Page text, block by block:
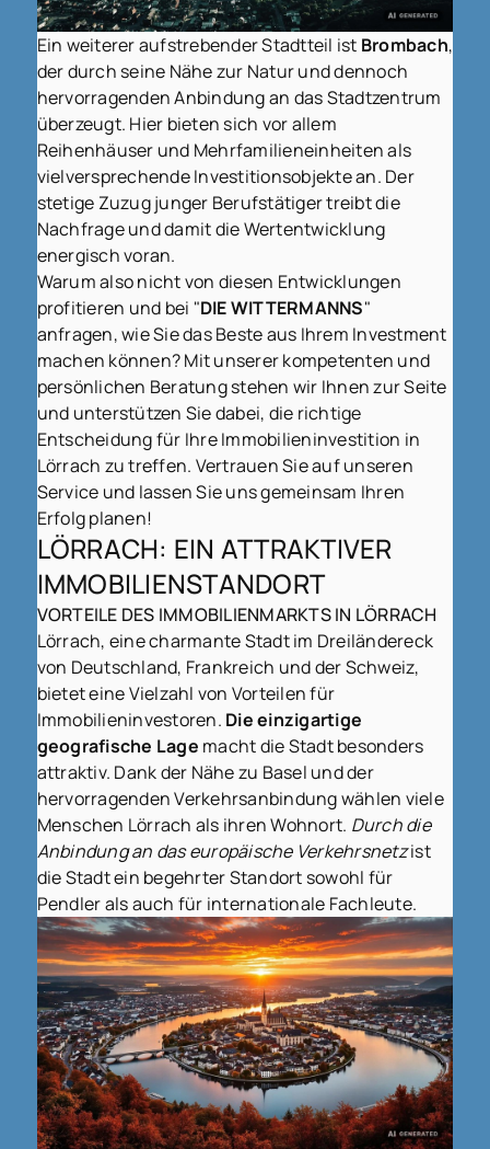
Ein weiterer aufstrebender Stadtteil ist Brombach,
der durch seine Nähe zur Natur und dennoch
hervorragenden Anbindung an das Stadtzentrum
überzeugt. Hier bieten sich vor allem
Reihenhäuser und Mehrfamilieneinheiten als
vielversprechende Investitionsobjekte an. Der
stetige Zuzug junger Berufstätiger treibt die
Nachfrage und damit die Wertentwicklung
energisch voran.
Warum also nicht von diesen Entwicklungen
profitieren und bei "DIE WITTERMANNS"
anfragen, wie Sie das Beste aus Ihrem Investment
machen können? Mit unserer kompetenten und
persönlichen Beratung stehen wir Ihnen zur Seite
und unterstützen Sie dabei, die richtige
Entscheidung für Ihre Immobilieninvestition in
Lörrach zu treffen. Vertrauen Sie auf unseren
Service und lassen Sie uns gemeinsam Ihren
Erfolg planen!
LÖRRACH: EIN ATTRAKTIVER
IMMOBILIENSTANDORT
VORTEILE DES IMMOBILIENMARKTS IN LÖRRACH
Lörrach, eine charmante Stadt im Dreiländereck
von Deutschland, Frankreich und der Schweiz,
bietet eine Vielzahl von Vorteilen für
Immobilieninvestoren. Die einzigartige
geografische Lage macht die Stadt besonders
attraktiv. Dank der Nähe zu Basel und der
hervorragenden Verkehrsanbindung wählen viele
Menschen Lörrach als ihren Wohnort. Durch die
Anbindung an das europäische Verkehrsnetzist
die Stadt ein begehrter Standort sowohl für
Pendler als auch für internationale Fachleute.